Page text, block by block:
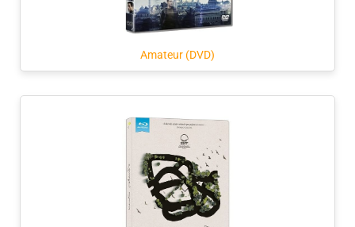
Amateur (DVD)